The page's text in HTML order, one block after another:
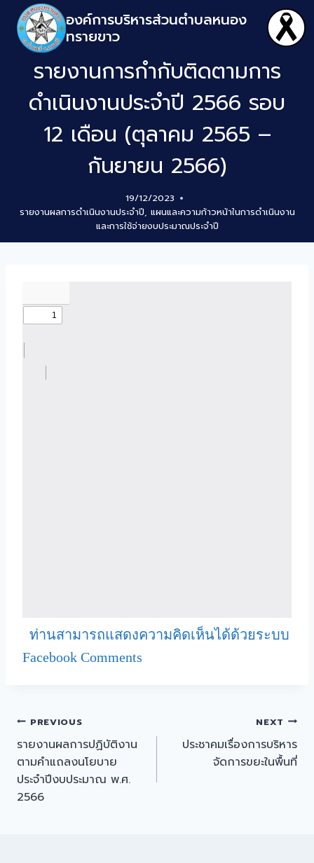
องค์การบริหารส่วนตำบลหนอง
ทรายขาว
รายงานการกำกับติดตามการ
ดำเนินงานประจำปี 2566 รอบ
12 เดือน (ตุลาคม 2565 –
กันยายน 2566)
19/12/2023
รายงานผลการดำเนินงานประจำปี, แผนและความก้าวหน้าในการดำเนินงาน
และการใช้จ่ายงบประมาณประจำปี
ท่านสามารถแสดงความคิดเห็นได้ด้วยระบบ
Facebook Comments
PREVIOUS
รายงานผลการปฏิบัติงาน
ตามคำแถลงนโยบาย
ประจำปีงบประมาณ พ.ศ.
2566
NEXT
ประชาคมเรื่องการบริหาร
จัดการขยะในพื้นที่